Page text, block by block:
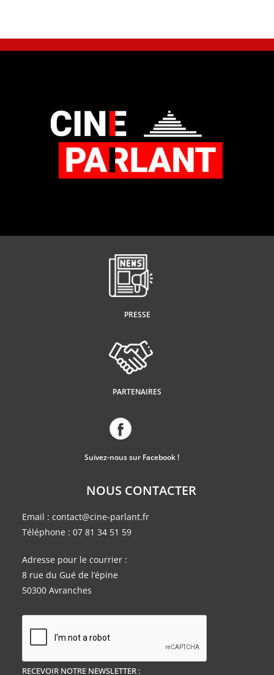
PRESSE
PARTENAIRES
Suivez-nous sur Facebook !
NOUS CONTACTER
Email : contact@cine-parlant.fr
Téléphone : 07 81 34 51 59
Adresse pour le courrier :
8 rue du Gué de l’épine
50300 Avranches
RECEVOIR NOTRE NEWSLETTER :